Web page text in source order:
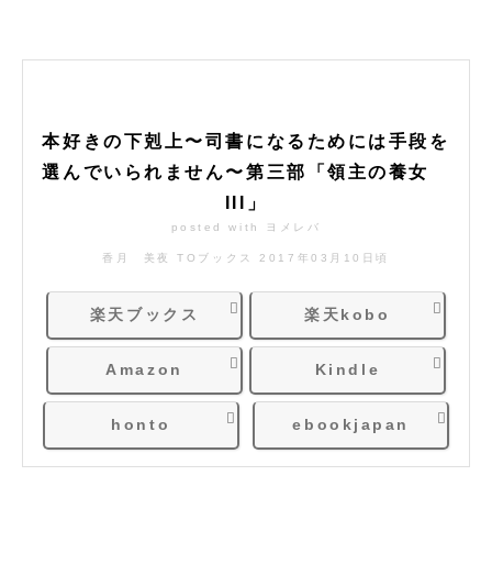
本好きの下剋上〜司書になるためには手段を
選んでいられません〜第三部「領主の養女
III」
posted with ヨメレバ
香月 美夜 TOブックス 2017年03月10日頃
楽天ブックス 楽天kobo
Amazon Kindle
honto ebookjapan